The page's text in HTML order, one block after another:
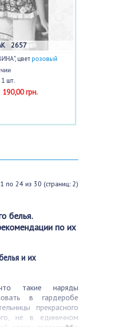
2657
цветрозовый
шт.
грн.
по 24 из 30 (страниц: 2)
белья.
по их
и их
такие наряды
в гардеробе
прекрасного
не в единичном